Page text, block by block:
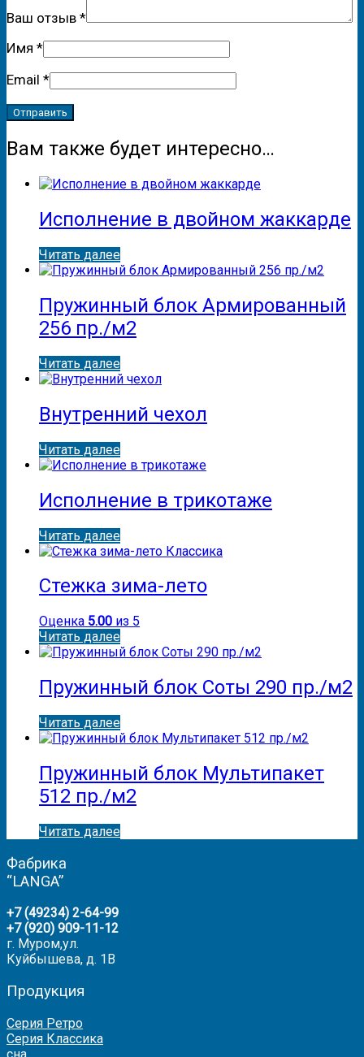
Ваш отзыв *
Имя *
Email *
Вам также будет интересно…
Исполнение в двойном жаккарде
Читать далее
Пружинный блок Армированный
256 пр./м2
Читать далее
Внутренний чехол
Читать далее
Исполнение в трикотаже
Читать далее
Стежка зима-лето
Оценка 5.00 из 5
Читать далее
Пружинный блок Соты 290 пр./м2
Читать далее
Пружинный блок Мультипакет
512 пр./м2
Читать далее
Фабрика
“LANGA”
+7 (49234) 2-64-99
+7 (920) 909-11-12
г. Муром,ул.
Куйбышева, д. 1В
Продукция
Серия Ретро
Серия Классика